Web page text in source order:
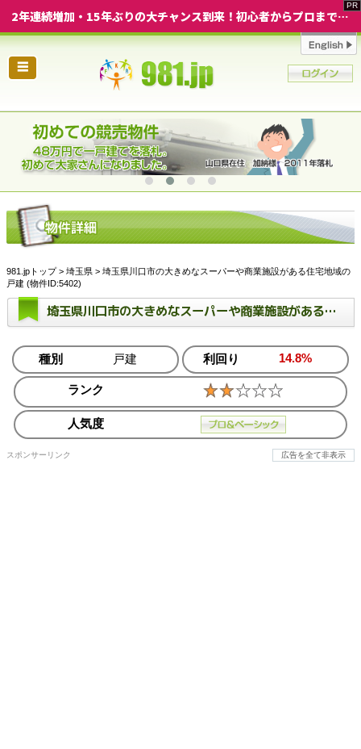
2年連続増加・15年ぶりの大チャンス到来！初心者からプロまで網羅する「競売不動産・超実践投資セミナー」♦神奈川県 横浜 in 神奈川
☰
981.jpトップ> 埼玉県 > 埼玉県川口市の大きめなスーパーや商業施設がある住宅地域の
戸建 (物件ID:5402)
埼玉県川口市の大きめなスーパーや商業施設がある住宅地域の戸建
種別 戸建 利回り 14.8%
ランク
人気度
スポンサーリンク 広告を全て非表示